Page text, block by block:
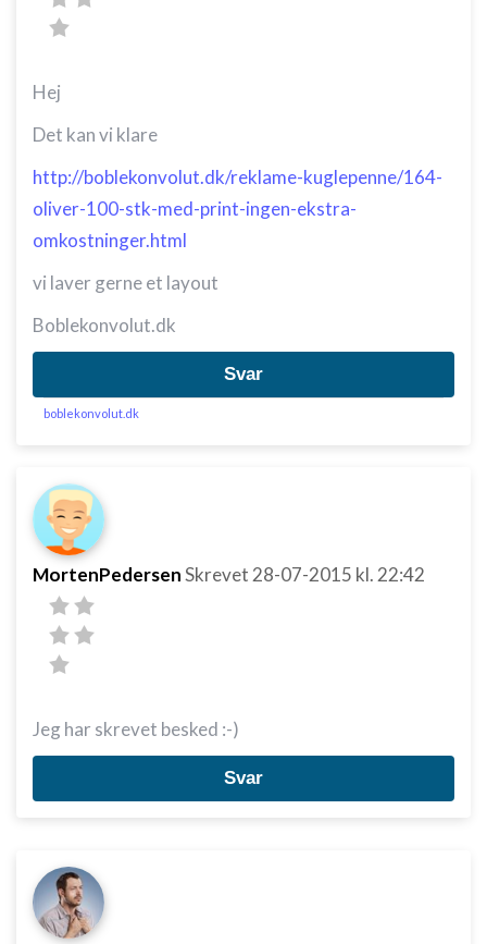
Hej
Det kan vi klare
http://boblekonvolut.dk/reklame-kuglepenne/164-
oliver-100-stk-med-print-ingen-ekstra-
omkostninger.html
vi laver gerne et layout
Boblekonvolut.dk
Svar
boblekonvolut.dk
MortenPedersenSkrevet 28-07-2015 kl. 22:42
Jeg har skrevet besked :-)
Svar